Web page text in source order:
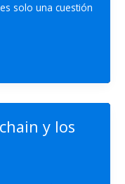
solo una cuestión
y los